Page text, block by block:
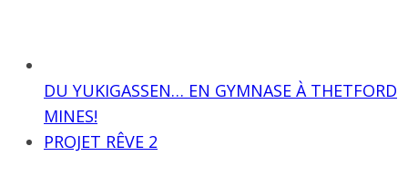
DU YUKIGASSEN… EN GYMNASE À THETFORD
MINES!
PROJET RÊVE 2